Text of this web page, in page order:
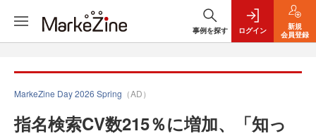
事例を探す ログイン
新規
会員登録
MarkeZine Day 2026 Spring （AD）
指名検索CV数215％に増加、「知っ